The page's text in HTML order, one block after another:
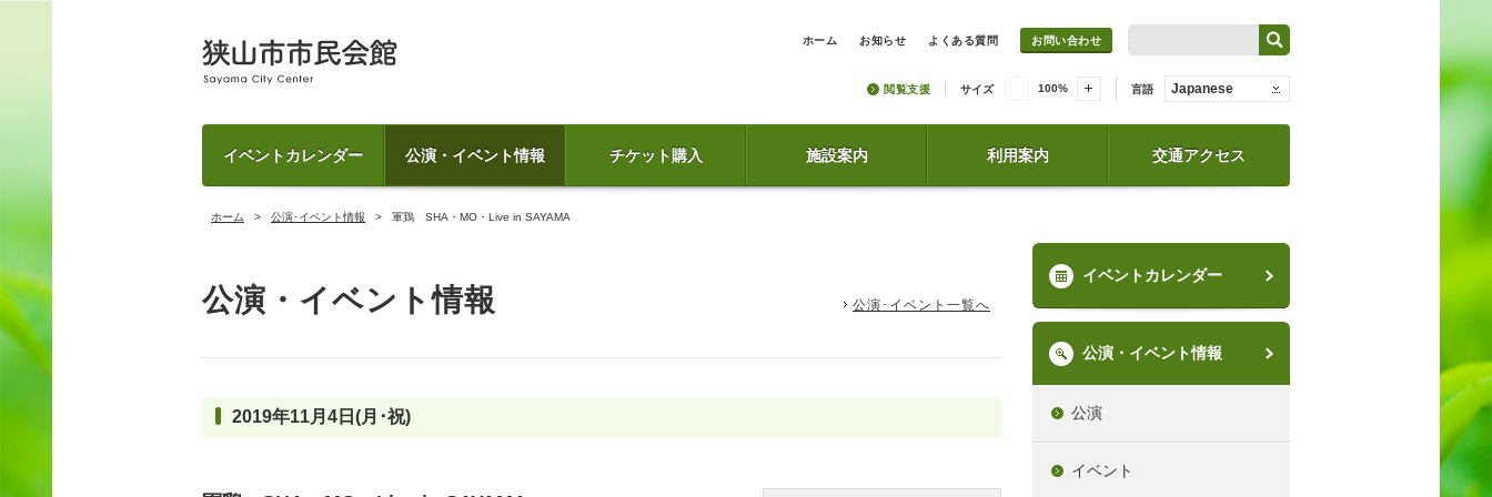
ホーム お知らせ よくある質問 お問い合わせ
閲覧支援 サイズ 100% 言語 Japanese
イベントカレンダー 公演・イベント情報 チケット購入 施設案内 利用案内 交通アクセス
ホーム 公演･イベント情報 軍鶏 SHA・MO・Live in SAYAMA
公演・イベント情報 公演･イベント一覧へ
2019年11月4日(月･祝)
イベントカレンダー
公演・イベント情報
公演
イベント